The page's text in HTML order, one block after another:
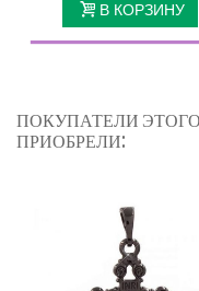
В КОРЗИНУ
ПОКУПАТЕЛИ
ПРИОБРЕЛИ: